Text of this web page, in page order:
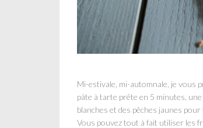
Mi-estivale, mi-automnale, je vous
pâte à tarte prête en 5 minutes,
blanches et des pêches jaunes
Vous pouvez tout à fait utiliser les